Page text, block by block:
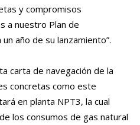
y compromisos
a nuestro Plan de
año de su lanzamiento”.
carta de navegación de la
concretas como este
en planta NPT3, la cual
los consumos de gas natural